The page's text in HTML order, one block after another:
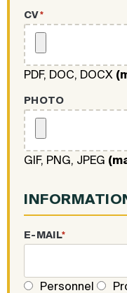
CV*
PDF, DOC, DOCX
PHOTO
GIF, PNG, JPEG
E-MAIL*
Personnel